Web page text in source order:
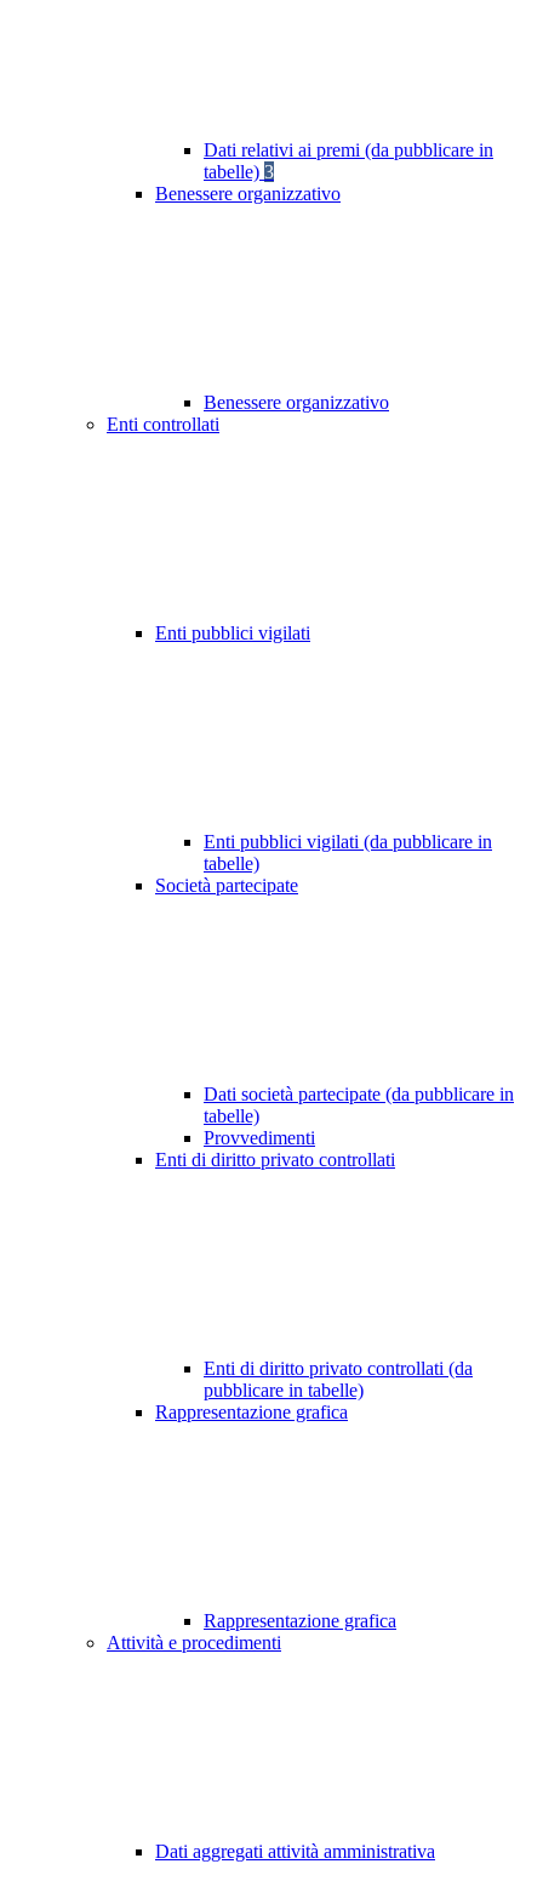
Dati relativi ai premi (da pubblicare in
tabelle) 3
Benessere organizzativo
Benessere organizzativo
Enti controllati
Enti pubblici vigilati
Enti pubblici vigilati (da pubblicare in
tabelle)
Società partecipate
Dati società partecipate (da pubblicare in
tabelle)
Provvedimenti
Enti di diritto privato controllati
Enti di diritto privato controllati (da
pubblicare in tabelle)
Rappresentazione grafica
Rappresentazione grafica
Attività e procedimenti
Dati aggregati attività amministrativa